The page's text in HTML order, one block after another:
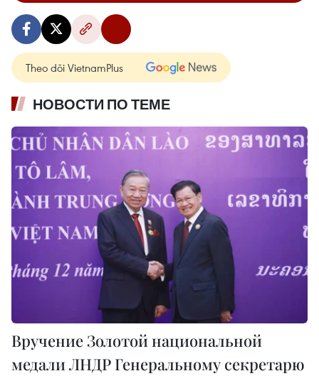
Theo dõi VietnamPlus
НОВОСТИ ПО ТЕМЕ
Вручение Золотой национальной
медали ЛНДР Генеральному секретарю